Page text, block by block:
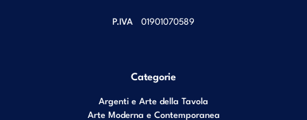
P.IVA 01901070589
Categorie
Argenti e Arte della Tavola
Arte Moderna e Contemporanea